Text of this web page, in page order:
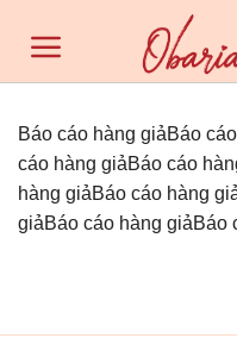
Báo cáo hàng giảBáo
cáo hàng giảBáo cáo
hàng giảBáo cáo hàng
giảBáo cáo hàng giảBáo